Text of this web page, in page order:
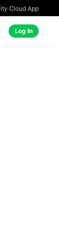
Cloud App
Log In